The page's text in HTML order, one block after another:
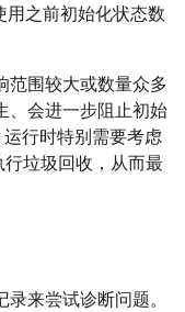
之前初始化状态数
范围较大或数量众多
、会进一步阻止初始
行时特别需要考虑
垃圾回收，从而最
来尝试诊断问题。